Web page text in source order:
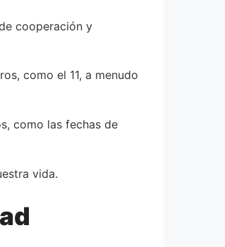
cooperación y
como el 11, a menudo
como las fechas de
vida.